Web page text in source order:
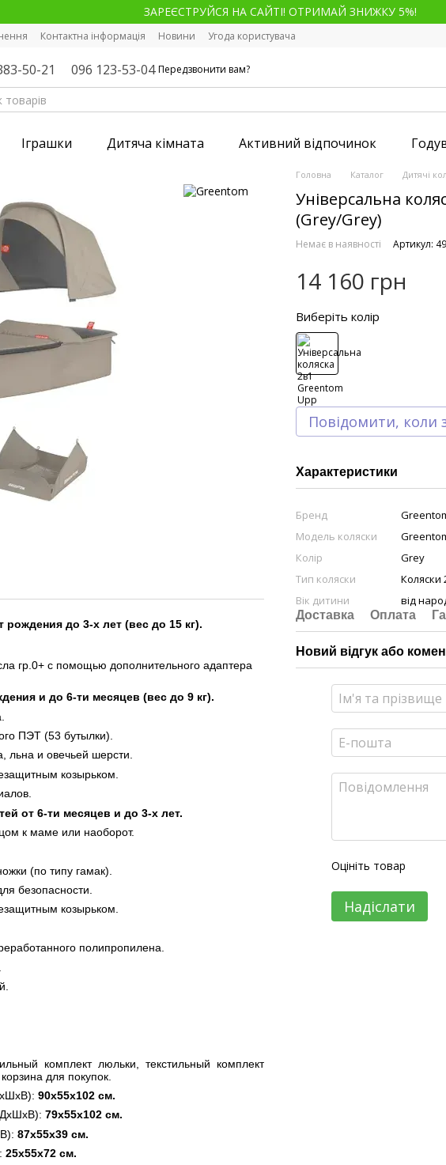
ЗАРЕЄСТРУЙСЯ НА САЙТІ! ОТРИМАЙ ЗНИЖКУ 5%!
Контактна інформація Новини Угода користувача
50-21 096 123-53-04 Передзвонити вам?
Іграшки Дитяча кімната Активний відпочинок
рождения до 3-х лет (вес до 15 кг).
гр.0+ с помощью дополнительного адаптера
и до 6-ти месяцев (вес до 9 кг).
ПЭТ (53 бутылки).
льна и овечьей шерсти.
козырьком.
от 6-ти месяцев и до 3-х лет.
к маме или наоборот.
(по типу гамак).
безопасности.
козырьком.
полипропилена.
комплект люльки, текстильный комплект
, корзина для покупок.
90х55х102 см.
79х55х102 см.
87х55х39 см.
25х55х72 см.
Головна Каталог Дитячі
Універсальна
(Grey/Grey)
Немає в наявності Артикул:
14 160 грн
Виберіть колір
Повідомити, коли
Характеристики
Бренд
Модель коляски
Колір
Grey
Тип коляски
Коляски
Вік дитини
від
Доставка Оплата
Новий відгук або
Оцініть товар
Надіслати